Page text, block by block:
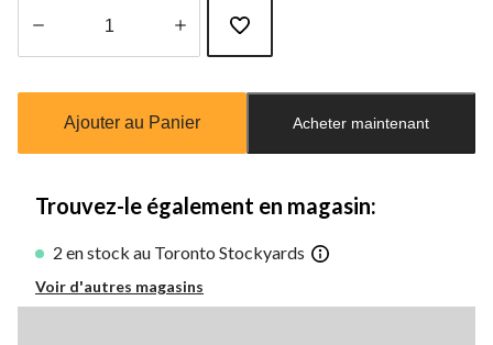
mise
à
Ajouter au Panier Acheter maintenant
Trouvez-le également en magasin:
2 en stock au Toronto Stockyards
Voir d'autres magasins